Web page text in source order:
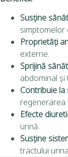
Susține
simptomelor
Proprietăți
externe.
Sprijină
abdominal și
Contribuie la
regenerarea
Efecte
urină.
Susține
tractului